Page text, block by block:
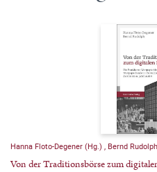
Hanna Floto-Degener (Hg.) Bernd
Von der Traditionsbörse zum